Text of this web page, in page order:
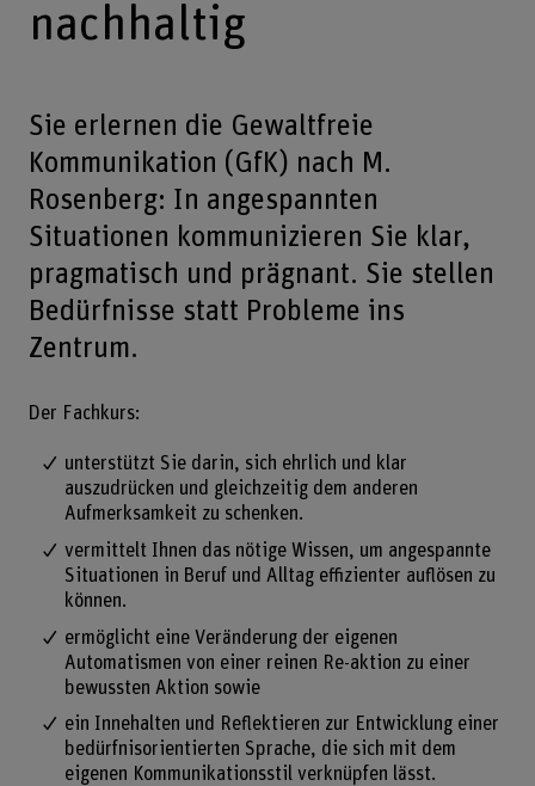
nachhaltig
Sie erlernen die Gewaltfreie
Kommunikation (GfK) nach M.
Rosenberg: In angespannten
Situationen kommunizieren Sie klar,
pragmatisch und prägnant. Sie stellen
Bedürfnisse statt Probleme ins
Zentrum.
Der Fachkurs:
unterstützt Sie darin, sich ehrlich und klar
auszudrücken und gleichzeitig dem anderen
Aufmerksamkeit zu schenken.
vermittelt Ihnen das nötige Wissen, um angespannte
Situationen in Beruf und Alltag effizienter auflösen zu
können.
ermöglicht eine Veränderung der eigenen
Automatismen von einer reinen Re-aktion zu einer
bewussten Aktion sowie
ein Innehalten und Reflektieren zur Entwicklung einer
bedürfnisorientierten Sprache, die sich mit dem
eigenen Kommunikationsstil verknüpfen lässt.